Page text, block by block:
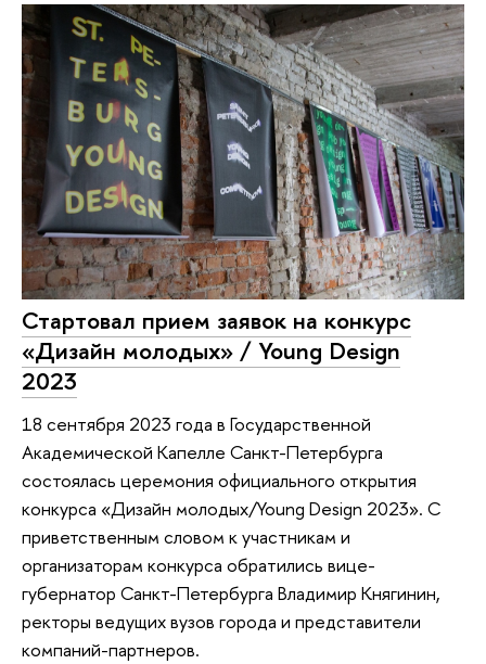
Стартовал прием заявок на конкурс
«Дизайн молодых» / Young Design
2023
18 сентября 2023 года в Государственной
Академической Капелле Санкт-Петербурга
состоялась церемония официального открытия
конкурса «Дизайн молодых/Young Design 2023». С
приветственным словом к участникам и
организаторам конкурса обратились вице-
губернатор Санкт-Петербурга Владимир Княгинин,
ректоры ведущих вузов города и представители
компаний-партнеров.